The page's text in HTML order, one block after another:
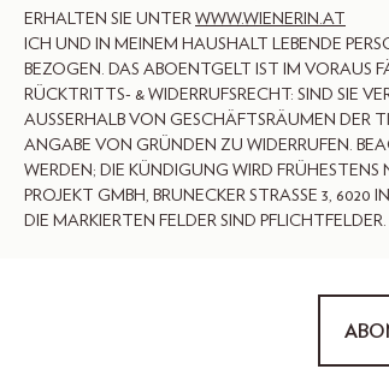
ERHALTEN SIE UNTER WWW.WIENERIN.AT
ICH UND IN MEINEM HAUSHALT LEBENDE
BEZOGEN. DAS ABOENTGELT IST IM VORAUS
RÜCKTRITTS- & WIDERRUFSRECHT: SIND SIE
AUSSERHALB VON GESCHÄFTSRÄUMEN DER
ANGABE VON GRÜNDEN ZU WIDERRUFEN.
WERDEN; DIE KÜNDIGUNG WIRD
PROJEKT GMBH, BRUNECKER STRASSE 3, 6020
DIE MARKIERTEN FELDER SIND